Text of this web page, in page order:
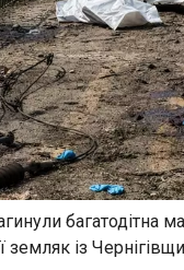
багатодітна
земляк із